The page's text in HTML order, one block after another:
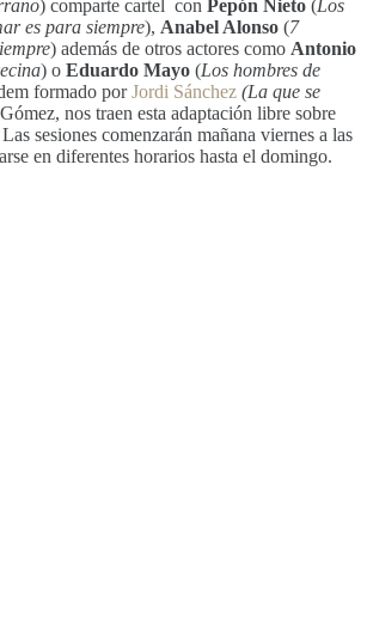
) comparte cartel con Pepón Nieto (Los
es para siempre), Anabel Alonso (7
) además de otros actores como Antonio
) o Eduardo Mayo (Los hombres de
formado porJordi Sánchez (La que se
nos traen esta adaptación libre sobre
sesiones comenzarán mañana viernes a las
en diferentes horarios hasta el domingo.